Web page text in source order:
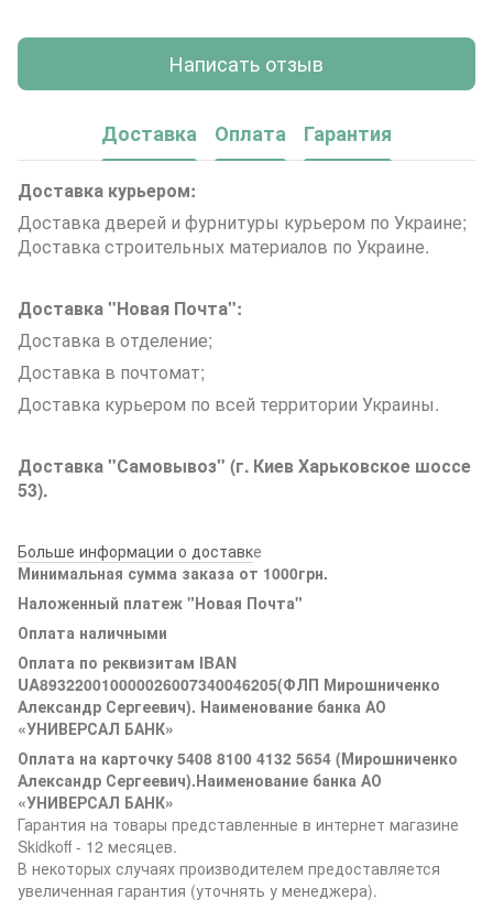
Написать отзыв
Доставка Оплата Гарантия
Доставка курьером:
Доставка дверей и фурнитуры курьером по Украине;
Доставка строительных материалов по Украине.
Доставка "Новая Почта":
Доставка в отделение;
Доставка в почтомат;
Доставка курьером по всей территории Украины.
Доставка "Самовывоз" (г. Киев Харьковское шоссе
53).
Больше информации о доставке
Минимальная сумма заказа от 1000грн.
Наложенный платеж "Новая Почта"
Оплата наличными
Оплата по реквизитам IBAN
UA893220010000026007340046205(ФЛП Мирошниченко
Александр Сергеевич). Наименование банка АО
«УНИВЕРСАЛ БАНК»
Оплата на карточку 5408 8100 4132 5654 (Мирошниченко
Александр Сергеевич).Наименование банка АО
«УНИВЕРСАЛ БАНК»
Гарантия на товары представленные в интернет магазине
Skidkoff - 12 месяцев.
В некоторых случаях производителем предоставляется
увеличенная гарантия (уточнять у менеджера).